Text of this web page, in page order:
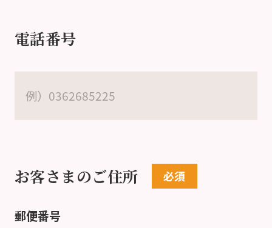
電話番号
お客さまのご住所
郵便番号